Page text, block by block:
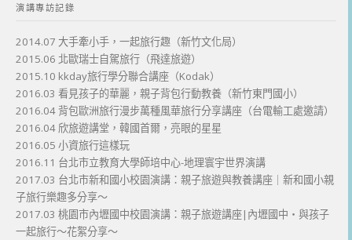
演講專訪記錄
2014.07 大手牽小手，一起旅行趣（新竹文化局）
2015.06 北歐瑞士自駕旅行（飛達旅遊）
2015.10 kkday旅行學分聯合講座（Kodak）
2016.03 看見孩子的華麗，親子背包行動教養（新竹東門國小）
2016.04 背包歐洲旅行漫步萬種風華旅行分享講座（台電輸工處邀請）
2016.04 欣旅遊講堂，韓國首爾，亮眼的星星
2016.05 小資旅行這樣玩
2016.11 台北市立教育大學師培中心-地理寰宇世界演講
2017.03 台北市新和國小校園演講：親子旅遊與教養講座｜新和國小親
子旅行樂趣多分享～
2017.03 桃園市內壢國中校園演講：親子旅遊講座|內壢國中・與孩子
一起旅行～花絮分享～